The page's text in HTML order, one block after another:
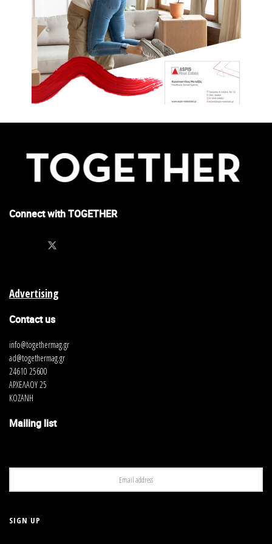
αδυνατούν να τοποθετηθούν αυτόνομα στην προσωπική τους
ζωή αναλαμβάνοντας την ευθύνη της ψυχικής τους τεμπελιάς κι
απραξίας, της φοβικής τους στάσης απέναντι στην ατομική
τους ζωή κι ελευθερία.
Μεταθέτουν ασυνείδητα την –πολύ πιο επώδυνη- διαδικασία
αναζήτησης προσωπικού νοήματος στην υποκατάστατη
αποποιούνται το δυναμικό τους που η ψυχή τους, στην υγιή
της κατάσταση, τους επιτάσσει:
εναλλάσσουν λειτουργικά με αυτό των συζύγων, και τα παιδιά,
φροντίδα, να αναγνωρίζουν το δικαίωμά τους να επιλέγουν
Connect with TOGETHER
Advertising
Contact us
info@togethermag.gr
ad@togethermag.gr
24610 25600
ΑΡΧΕΛΑΟΥ 25
ΚΟΖΑΝΗ
Mailing list